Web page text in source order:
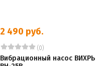
2 490 руб.
(0)
Вибрационный насос ВИХРЬ